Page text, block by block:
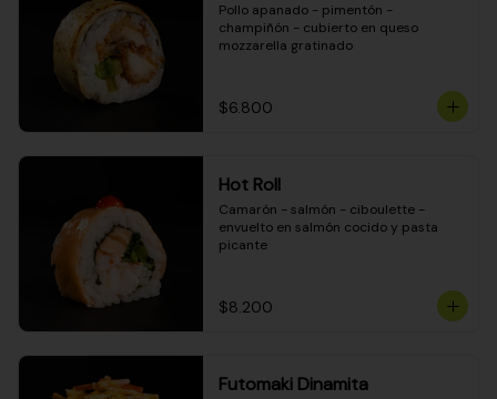
Pollo apanado - pimentón -
champiñón - cubierto en queso
mozzarella gratinado
$6.800
Hot Roll
Camarón - salmón - ciboulette -
envuelto en salmón cocido y pasta
picante
$8.200
Futomaki Dinamita